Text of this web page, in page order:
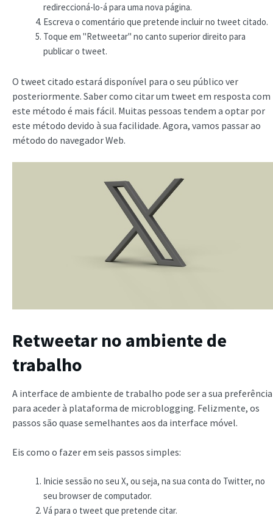
redireccioná-lo-á para uma nova página.
Escreva o comentário que pretende incluir no tweet citado.
Toque em "Retweetar" no canto superior direito para
publicar o tweet.
O tweet citado estará disponível para o seu público ver
posteriormente. Saber como citar um tweet em resposta com
este método é mais fácil. Muitas pessoas tendem a optar por
este método devido à sua facilidade. Agora, vamos passar ao
método do navegador Web.
Retweetar no ambiente de
trabalho
A interface de ambiente de trabalho pode ser a sua preferência
para aceder à plataforma de microblogging. Felizmente, os
passos são quase semelhantes aos da interface móvel.
Eis como o fazer em seis passos simples:
Inicie sessão no seu X, ou seja, na sua conta do Twitter, no
seu browser de computador.
Vá para o tweet que pretende citar.